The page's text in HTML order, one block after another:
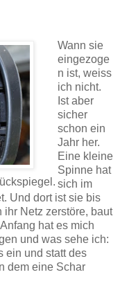
Wann sie
eingezoge
n ist, weiss
ich nicht.
Ist aber
sicher
schon ein
Jahr her.
Eine kleine
Spinne hat
sich im
Und dort ist sie bis
Netz zerstöre, baut
hat es mich
und was sehe ich:
ein und statt des
dem eine Schar